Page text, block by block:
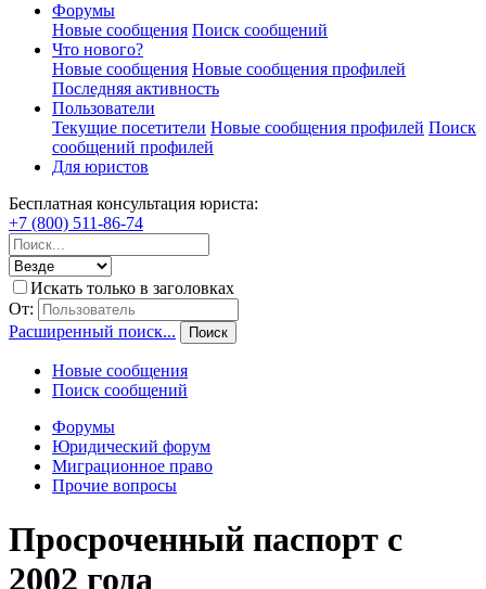
Форумы
Новые сообщения Поиск сообщений
Что нового?
Новые сообщения Новые сообщения профилей
Последняя активность
Пользователи
Текущие посетители Новые сообщения профилей Поиск
сообщений профилей
Для юристов
Бесплатная консультация юриста:
+7 (800) 511-86-74
Искать только в заголовках
От:
Расширенный поиск...
Поиск
Новые сообщения
Поиск сообщений
Форумы
Юридический форум
Миграционное право
Прочие вопросы
Просроченный паспорт с
2002 года